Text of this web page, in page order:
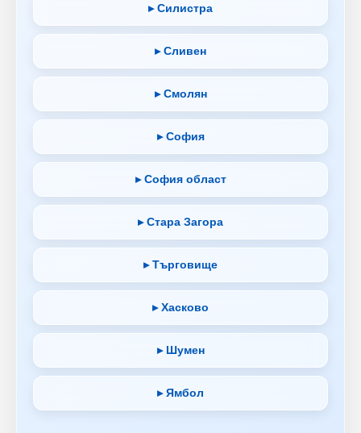
▸ Силистра
▸ Сливен
▸ Смолян
▸ София
▸ София област
▸ Стара Загора
▸ Търговище
▸ Хасково
▸ Шумен
▸ Ямбол